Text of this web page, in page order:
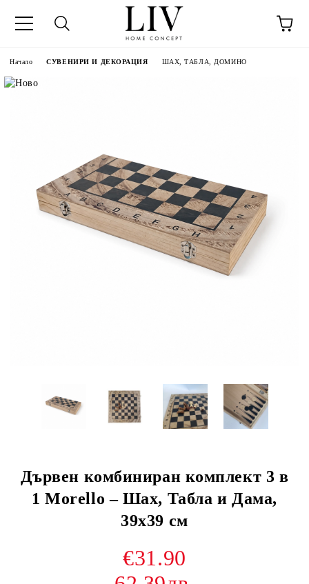
Начало СУВЕНИРИ И ДЕКОРАЦИЯ ШАХ, ТАБЛА, ДОМИНО
Дървен комбиниран комплект 3 в
1 Morello – Шах, Табла и Дама,
39х39 см
€31.90